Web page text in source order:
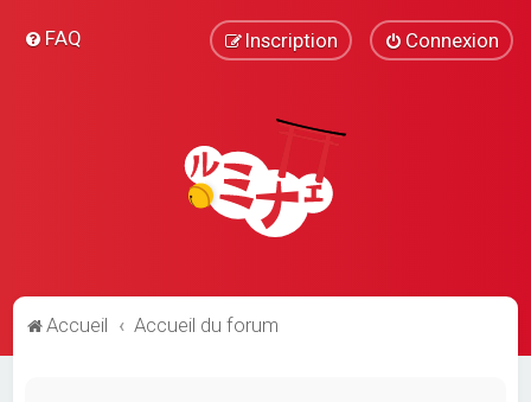
FAQ Connexion
Inscription
Accueil Accueil du forum